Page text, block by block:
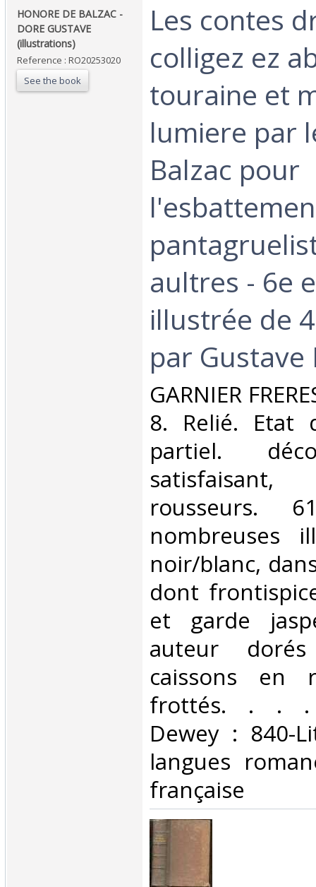
‎HONORE DE BALZAC -
DORE GUSTAVE
(illustrations)‎
Reference : RO20253020
See the book
‎Les contes
colligez ez
touraine et
lumiere par
Balzac pour
aultres - 6e
illustrée de
par Gustave
‎GARNIER
8. Relié. Etat
partiel.
rousseurs.
nombreuses
noir/blanc,
dont
et garde
auteur
caissons en
frottés. . . .
Dewey : 840-
langues
française‎